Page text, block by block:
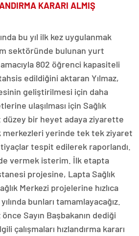
KARARI ALMIŞ
bu yıl ilk kez uygulanmak
sektöründe bulunan yurt
amacıyla 802 öğrenci kapasiteli
edildiğini aktaran Yılmaz,
geliştirilmesi için daha
ulaşılması için Sağlık
düzey bir heyet adaya ziyarette
merkezleri yerinde tek tek ziyaret
tespit edilerek raporlandı.
vermek isterim. İlk etapta
projesine, Lapta Sağlık
Merkezi projelerine hızlıca
bunları tamamlayacağız.
Sayın Başbakanın dediği
çalışmaları hızlandırma kararı